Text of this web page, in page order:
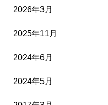
2026年3月
2025年11月
2024年6月
2024年5月